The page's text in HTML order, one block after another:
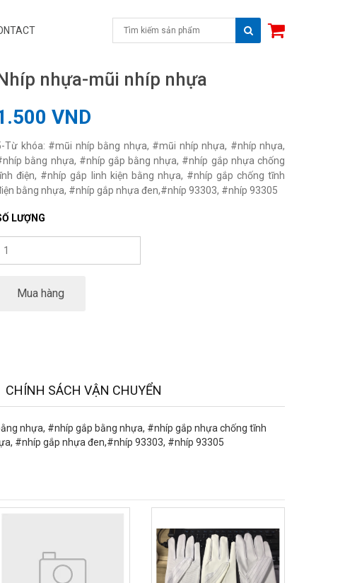
nhựa-mũi nhíp nhựa
VND
Từ khóa: #mũi nhíp bằng nhựa, #mũi nhíp nhựa, #nhíp nhựa,
bằng nhựa, #nhíp gắp bằng nhựa, #nhíp gắp nhựa chống
điện, #nhíp gắp linh kiện bằng nhựa, #nhíp gắp chống tĩnh
bằng nhựa, #nhíp gắp nhựa đen,#nhíp 93303, #nhíp 93305
LƯỢNG
Mua hàng
CHÍNH SÁCH VẬN CHUYỂN
nhựa, #nhíp gắp bằng nhựa, #nhíp gắp nhựa chống tĩnh
#nhíp gắp nhựa đen,#nhíp 93303, #nhíp 93305